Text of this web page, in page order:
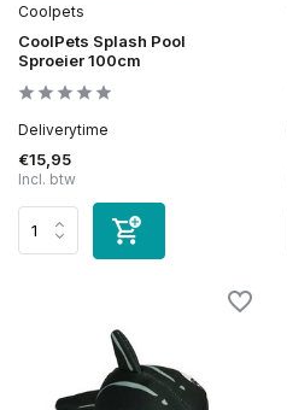
Coolpets
CoolPets Splash Pool
Sproeier 100cm
Deliverytime
€15,95
Incl. btw